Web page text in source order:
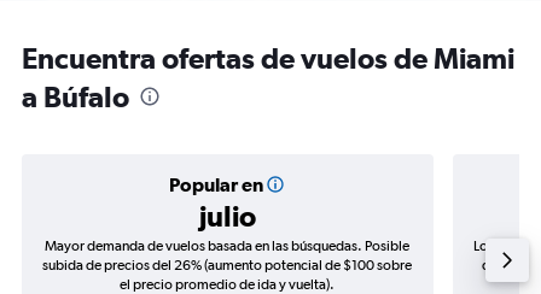
Encuentra ofertas de vuelos de Miami
a Búfalo
Popular en
julio
Mayor demanda de vuelos basada en las búsquedas. Posible
subida de precios del 26% (aumento potencial de $100 sobre
el precio promedio de ida y vuelta).
Los
de